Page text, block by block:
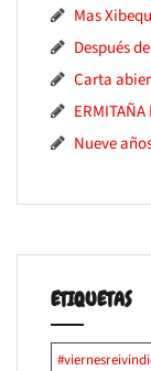
Mas
Después
Carta
ERMITAÑA
Nueve
ETIQUETAS